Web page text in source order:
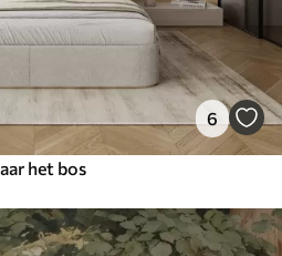
6
het bos